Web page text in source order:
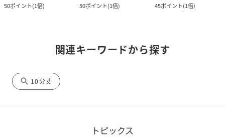
50ポイント(1倍) 50ポイント(1倍) 45ポイント(1倍)
関連キーワードから探す
search 10分丈
トピックス